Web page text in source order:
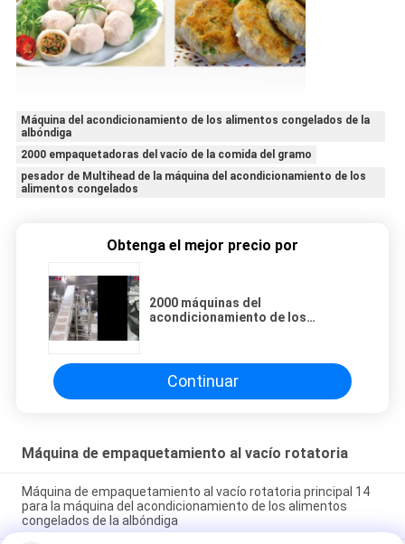
Máquina del acondicionamiento de los alimentos congelados de la
albóndiga
2000 empaquetadoras del vacío de la comida del gramo
pesador de Multihead de la máquina del acondicionamiento de los
alimentos congelados
Obtenga el mejor precio por
2000 máquinas del
acondicionamiento de los
pesador de Multihead
Continuar
Máquina de empaquetamiento al vacío rotatoria
Máquina de empaquetamiento al vacío rotatoria principal 14
para la máquina del acondicionamiento de los alimentos
congelados de la albóndiga